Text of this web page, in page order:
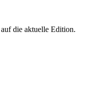
die aktuelle Edition.